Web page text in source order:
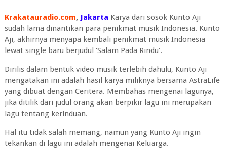
Krakatauradio.com, Jakarta Karya dari sosok Kunto Aji
sudah lama dinantikan para penikmat musik Indonesia. Kunto
Aji, akhirnya menyapa kembali penikmat musik Indonesia
lewat single baru berjudul ‘Salam Pada Rindu’.
Dirilis dalam bentuk video musik terlebih dahulu, Kunto Aji
mengatakan ini adalah hasil karya miliknya bersama AstraLife
yang dibuat dengan Ceritera. Membahas mengenai lagunya,
jika ditilik dari judul orang akan berpikir lagu ini merupakan
lagu tentang kerinduan.
Hal itu tidak salah memang, namun yang Kunto Aji ingin
tekankan di lagu ini adalah mengenai Keluarga.